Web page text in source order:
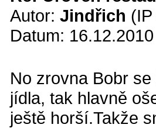
Autor: Jindřich
Datum:
No zrovna Bobr
jídla, tak hlavně
ještě horší.Takže